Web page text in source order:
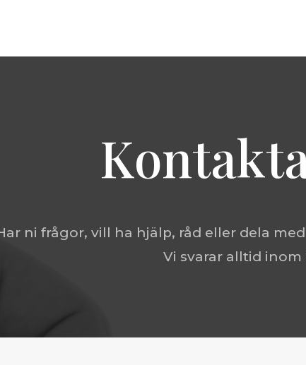
ni frågor, vill ha hjälp, råd eller dela
Vi svarar alltid inom